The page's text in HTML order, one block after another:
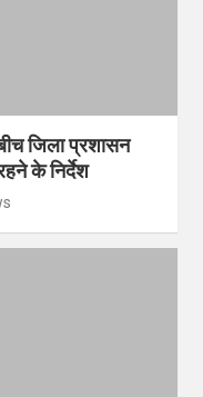
जिला प्रशासन
के निर्देश